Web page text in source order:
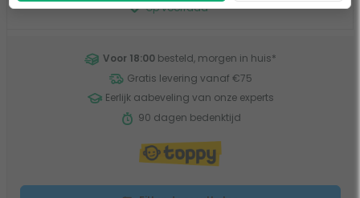
Op voorraad
Voor 18:00 besteld, morgen in huis*
Gratis levering vanaf €75
Eerlijk aabeveling van onze experts
90 dagen bedenktijd